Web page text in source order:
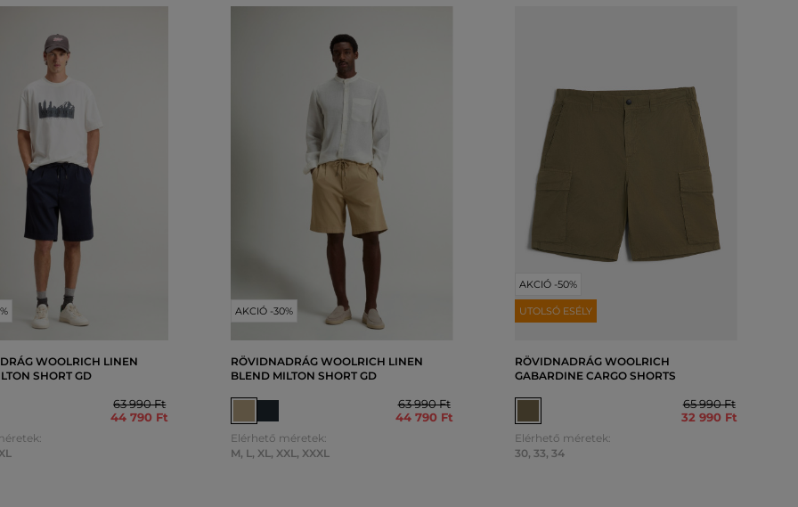
WOOLRICH LINEN
SHORT GD
63 990 Ft
44 790 Ft
AKCIÓ -30%
RÖVIDNADRÁG WOOLRICH LINEN
BLEND MILTON SHORT GD
63 990 Ft
44 790 Ft
Elérhető méretek:
M, L, XL, XXL, XXXL
AKCIÓ -50%
UTOLSÓ ESÉLY
RÖVIDNADRÁG WOOLRICH
GABARDINE CARGO SHORTS
65 990 Ft
32 990 Ft
Elérhető méretek:
30, 33, 34